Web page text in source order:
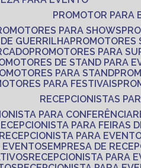
PROMOTOR PARA
PARA SHOWS
GUERRILHA
PROMOTORES PARA
DE STAND PARA
PARA STAND
PARA FESTIVAIS
RECEPCIONISTAS
PARA CONFERÊNCIA
RECEPCIONISTA PARA FEIRAS
RECEPCIONISTA PARA
EVENTOS
EMPRESA DE
RECEPCIONISTA PARA